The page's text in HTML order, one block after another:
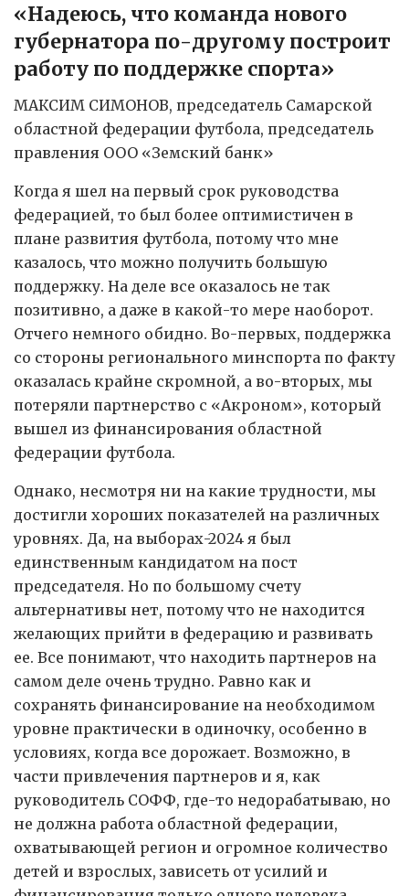
«Надеюсь, что команда нового
губернатора по-другому построит
работу по поддержке спорта»
МАКСИМ СИМОНОВ, председатель Самарской
областной федерации футбола, председатель
правления ООО «Земский банк»
Когда я шел на первый срок руководства
федерацией, то был более оптимистичен в
плане развития футбола, потому что мне
казалось, что можно получить большую
поддержку. На деле все оказалось не так
позитивно, а даже в какой-то мере наоборот.
Отчего немного обидно. Во-первых, поддержка
со стороны регионального минспорта по факту
оказалась крайне скромной, а во-вторых, мы
потеряли партнерство с «Акроном», который
вышел из финансирования областной
федерации футбола.
Однако, несмотря ни на какие трудности, мы
достигли хороших показателей на различных
уровнях. Да, на выборах-2024 я был
единственным кандидатом на пост
председателя. Но по большому счету
альтернативы нет, потому что не находится
желающих прийти в федерацию и развивать
ее. Все понимают, что находить партнеров на
самом деле очень трудно. Равно как и
сохранять финансирование на необходимом
уровне практически в одиночку, особенно в
условиях, когда все дорожает. Возможно, в
части привлечения партнеров и я, как
руководитель СОФФ, где-то недорабатываю, но
не должна работа областной федерации,
охватывающей регион и огромное количество
детей и взрослых, зависеть от усилий и